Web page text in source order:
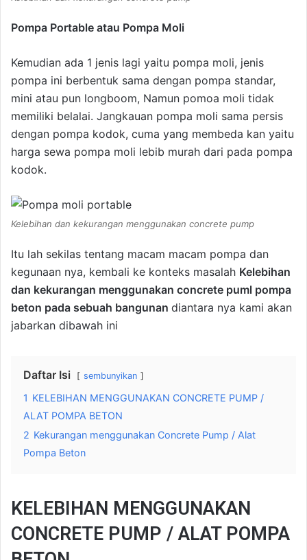
Pompa Portable atau Pompa Moli
Kemudian ada 1 jenis lagi yaitu pompa moli, jenis
pompa ini berbentuk sama dengan pompa standar,
mini atau pun longboom, Namun pomoa moli tidak
memiliki belalai. Jangkauan pompa moli sama persis
dengan pompa kodok, cuma yang membeda kan yaitu
harga sewa pompa moli lebib murah dari pada pompa
kodok.
Kelebihan dan kekurangan menggunakan concrete pump
Itu lah sekilas tentang macam macam pompa dan
kegunaan nya, kembali ke konteks masalah Kelebihan
dan kekurangan menggunakan concrete puml pompa
beton pada sebuah bangunan diantara nya kami akan
jabarkan dibawah ini
Daftar Isi sembunyikan
1 KELEBIHAN MENGGUNAKAN CONCRETE PUMP /
ALAT POMPA BETON
2 Kekurangan menggunakan Concrete Pump / Alat
Pompa Beton
KELEBIHAN MENGGUNAKAN
CONCRETE PUMP / ALAT POMPA